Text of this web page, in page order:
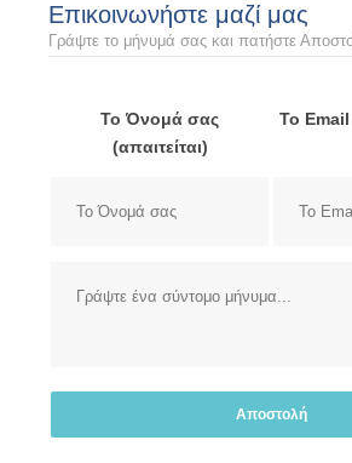
Επικοινωνήστε μαζί μας
Γράψτε το μήνυμά σας και πατήστε
Το Όνομά σας
(απαιτείται)
Το Email